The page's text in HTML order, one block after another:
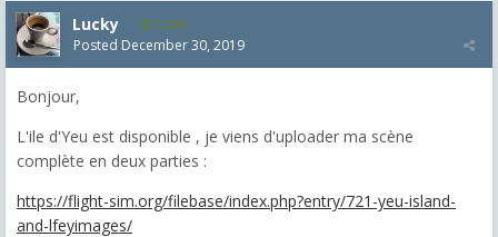
Lucky 1,330
Posted December 30, 2019
Bonjour,
L'ile d'Yeu est disponible , je viens d'uploader ma scène
complète en deux parties :
https://flight-sim.org/filebase/index.php?entry/721-yeu-island-
and-lfeyimages/